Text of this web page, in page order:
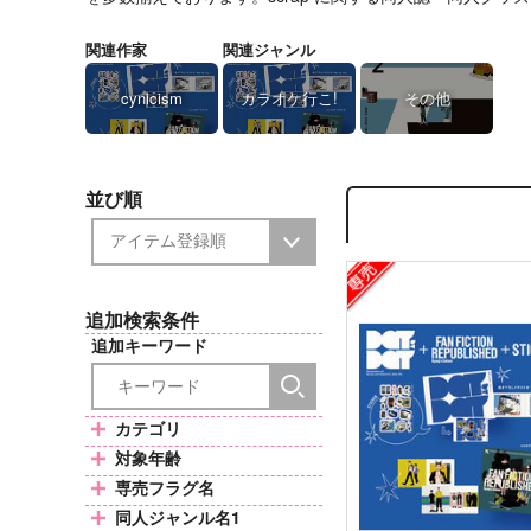
関連作家
cynicism
関連ジャンル
カラオケ行こ! その他
並び順
追加検索条件
追加キーワード
カテゴリ
対象年齢
専売フラグ名
同人ジャンル名1